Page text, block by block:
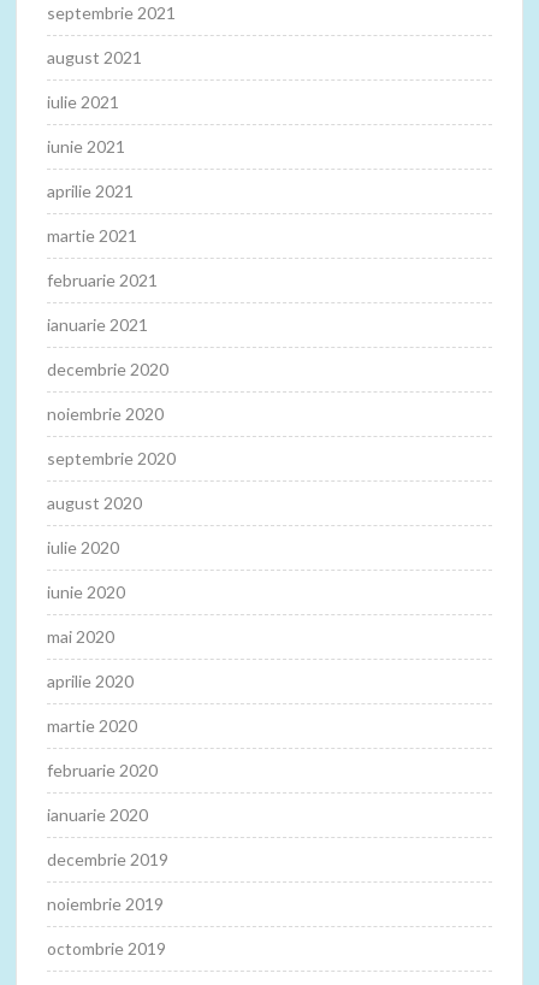
septembrie 2021
august 2021
iulie 2021
iunie 2021
aprilie 2021
martie 2021
februarie 2021
ianuarie 2021
decembrie 2020
noiembrie 2020
septembrie 2020
august 2020
iulie 2020
iunie 2020
mai 2020
aprilie 2020
martie 2020
februarie 2020
ianuarie 2020
decembrie 2019
noiembrie 2019
octombrie 2019